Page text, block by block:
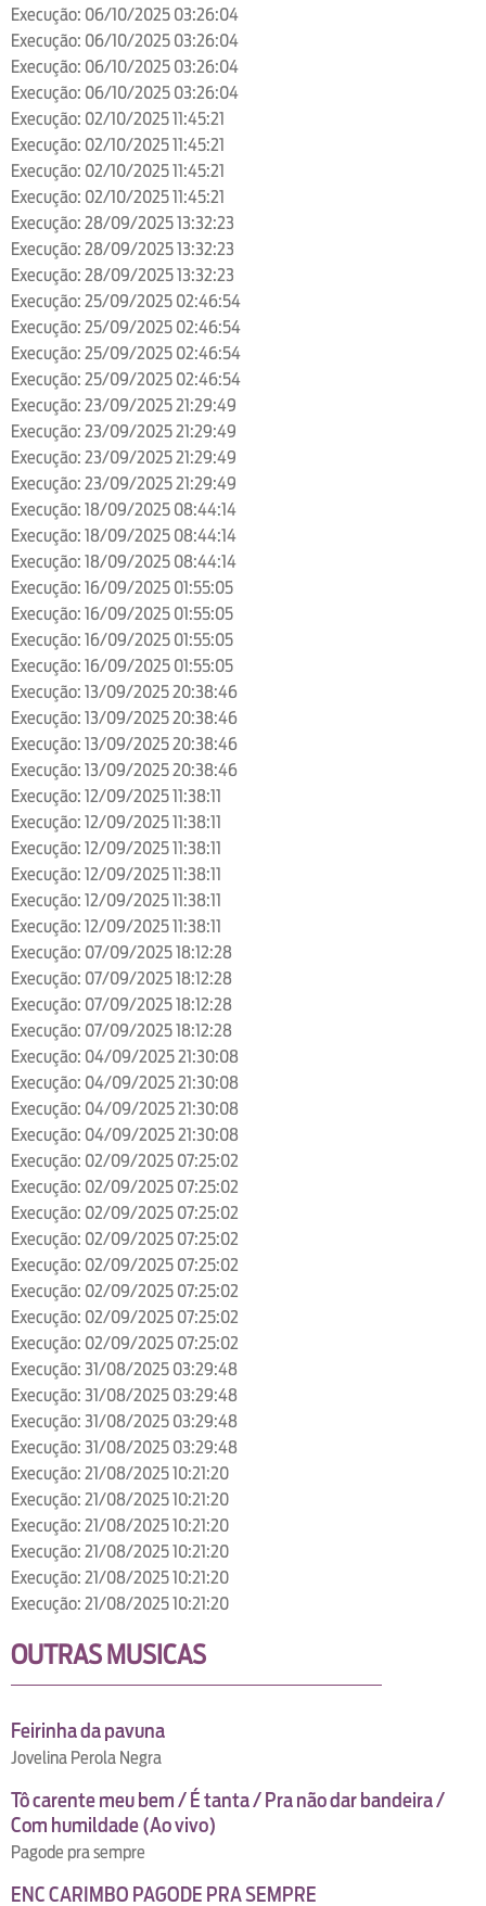
Execução: 06/10/2025 03:26:04
Execução: 06/10/2025 03:26:04
Execução: 06/10/2025 03:26:04
Execução: 06/10/2025 03:26:04
Execução: 02/10/2025 11:45:21
Execução: 02/10/2025 11:45:21
Execução: 02/10/2025 11:45:21
Execução: 02/10/2025 11:45:21
Execução: 28/09/2025 13:32:23
Execução: 28/09/2025 13:32:23
Execução: 28/09/2025 13:32:23
Execução: 25/09/2025 02:46:54
Execução: 25/09/2025 02:46:54
Execução: 25/09/2025 02:46:54
Execução: 25/09/2025 02:46:54
Execução: 23/09/2025 21:29:49
Execução: 23/09/2025 21:29:49
Execução: 23/09/2025 21:29:49
Execução: 23/09/2025 21:29:49
Execução: 18/09/2025 08:44:14
Execução: 18/09/2025 08:44:14
Execução: 18/09/2025 08:44:14
Execução: 16/09/2025 01:55:05
Execução: 16/09/2025 01:55:05
Execução: 16/09/2025 01:55:05
Execução: 16/09/2025 01:55:05
Execução: 13/09/2025 20:38:46
Execução: 13/09/2025 20:38:46
Execução: 13/09/2025 20:38:46
Execução: 13/09/2025 20:38:46
Execução: 12/09/2025 11:38:11
Execução: 12/09/2025 11:38:11
Execução: 12/09/2025 11:38:11
Execução: 12/09/2025 11:38:11
Execução: 12/09/2025 11:38:11
Execução: 12/09/2025 11:38:11
Execução: 07/09/2025 18:12:28
Execução: 07/09/2025 18:12:28
Execução: 07/09/2025 18:12:28
Execução: 07/09/2025 18:12:28
Execução: 04/09/2025 21:30:08
Execução: 04/09/2025 21:30:08
Execução: 04/09/2025 21:30:08
Execução: 04/09/2025 21:30:08
Execução: 02/09/2025 07:25:02
Execução: 02/09/2025 07:25:02
Execução: 02/09/2025 07:25:02
Execução: 02/09/2025 07:25:02
Execução: 02/09/2025 07:25:02
Execução: 02/09/2025 07:25:02
Execução: 02/09/2025 07:25:02
Execução: 02/09/2025 07:25:02
Execução: 31/08/2025 03:29:48
Execução: 31/08/2025 03:29:48
Execução: 31/08/2025 03:29:48
Execução: 31/08/2025 03:29:48
Execução: 21/08/2025 10:21:20
Execução: 21/08/2025 10:21:20
Execução: 21/08/2025 10:21:20
Execução: 21/08/2025 10:21:20
Execução: 21/08/2025 10:21:20
Execução: 21/08/2025 10:21:20
OUTRAS MUSICAS
Feirinha da pavuna
Jovelina Perola Negra
Tô carente meu bem / É tanta / Pra não dar bandeira /
Com humildade (Ao vivo)
Pagode pra sempre
ENC CARIMBO PAGODE PRA SEMPRE